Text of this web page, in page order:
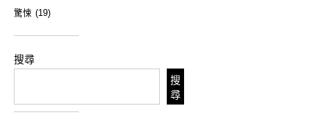
驚悚 (19)
搜尋
搜
尋